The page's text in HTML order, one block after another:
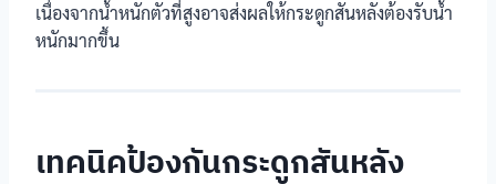
เนื่องจากน้ำหนักตัวที่สูงอาจส่งผลให้กระดูกสันหลังต้องรับน้ำ
หนักมากขึ้น
เทคนิคป้องกันกระดูกสันหลัง